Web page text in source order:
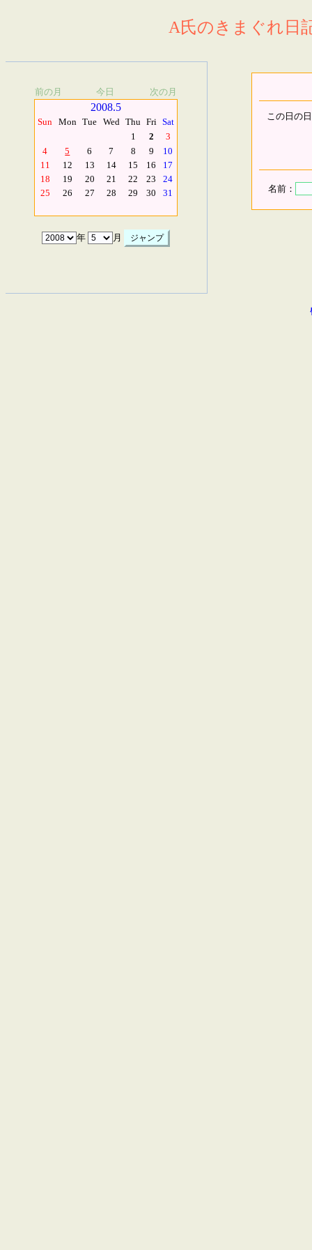
A氏のきまぐれ日
前の月 今日 次の月
2008.5
Sun Mon Tue Wed Thu Fri Sat
1
2
3
4
5 6 7 8 9
10
11
12 13 14 15 16
17
18
19 20 21 22 23
24
25
26 27 28 29 30 31
年 月
この日の
名前：